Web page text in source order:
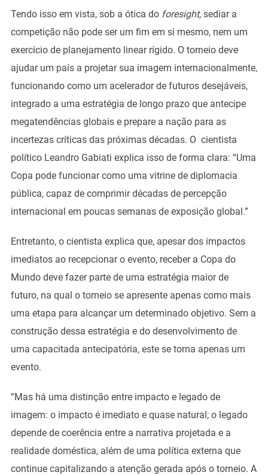
Tendo isso em vista, sob a ótica do foresight, sediar a
competição não pode ser um fim em si mesmo, nem um
exercício de planejamento linear rígido. O torneio deve
ajudar um país a projetar sua imagem internacionalmente,
funcionando como um acelerador de futuros desejáveis,
integrado a uma estratégia de longo prazo que antecipe
megatendências globais e prepare a nação para as
incertezas críticas das próximas décadas. O cientista
político Leandro Gabiati explica isso de forma clara: “Uma
Copa pode funcionar como uma vitrine de diplomacia
pública, capaz de comprimir décadas de percepção
internacional em poucas semanas de exposição global.”
Entretanto, o cientista explica que, apesar dos impactos
imediatos ao recepcionar o evento, receber a Copa do
Mundo deve fazer parte de uma estratégia maior de
futuro, na qual o torneio se apresente apenas como mais
uma etapa para alcançar um determinado objetivo. Sem a
construção dessa estratégia e do desenvolvimento de
uma capacitada antecipatória, este se torna apenas um
evento.
“Mas há uma distinção entre impacto e legado de
imagem: o impacto é imediato e quase natural; o legado
depende de coerência entre a narrativa projetada e a
realidade doméstica, além de uma política externa que
continue capitalizando a atenção gerada após o torneio. A